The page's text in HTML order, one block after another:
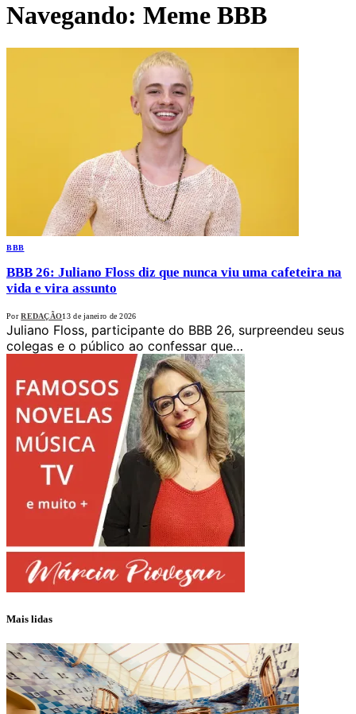
Navegando: Meme BBB
BBB
BBB 26: Juliano Floss diz que nunca viu uma cafeteira na
vida e vira assunto
Por REDAÇÃO13 de janeiro de 2026
Juliano Floss, participante do BBB 26, surpreendeu seus
colegas e o público ao confessar que…
Mais lidas